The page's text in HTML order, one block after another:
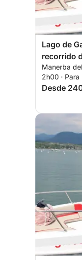
Lago de
recorrido
Manerba
Manerba
2h00 ·
Desde